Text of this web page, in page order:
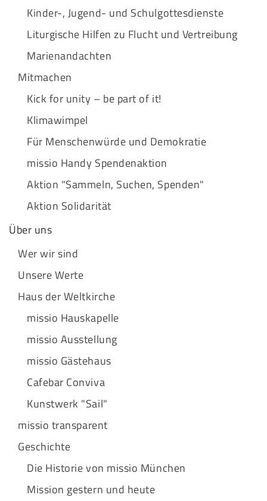
Kinder-, Jugend- und Schulgottesdienste
Liturgische Hilfen zu Flucht und Vertreibung
Marienandachten
Mitmachen
Kick for unity – be part of it!
Klimawimpel
Für Menschenwürde und Demokratie
missio Handy Spendenaktion
Aktion "Sammeln, Suchen, Spenden"
Aktion Solidarität
Über uns
Wer wir sind
Unsere Werte
Haus der Weltkirche
missio Hauskapelle
missio Ausstellung
missio Gästehaus
Cafebar Conviva
Kunstwerk "Sail"
missio transparent
Geschichte
Die Historie von missio München
Mission gestern und heute